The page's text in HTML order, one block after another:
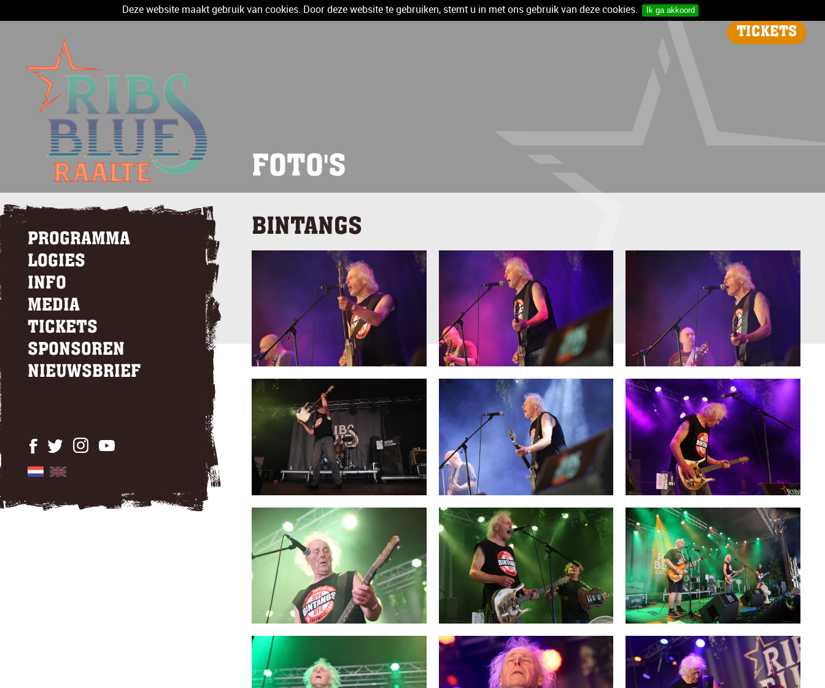
Deze website maakt gebruik van cookies. Door deze website te gebruiken, stemt u in met ons gebruik van deze cookies. Ik ga akkoord
TICKETS
PROGRAMMA
LOGIES
INFO
MEDIA
TICKETS
SPONSOREN
NIEUWSBRIEF
FOTO'S
BINTANGS